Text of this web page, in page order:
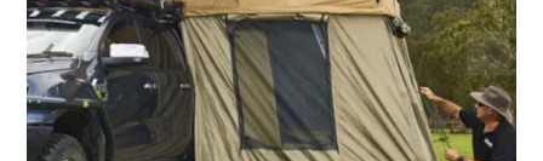
Previous Next